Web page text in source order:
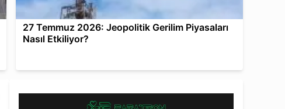
27 Temmuz 2026: Jeopolitik Gerilim Piyasaları
Nasıl Etkiliyor?